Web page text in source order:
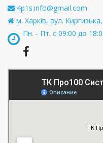
4p1s.info@gmail.com
м. Харків, вул.
Пн. - Пт. с 09:00 до